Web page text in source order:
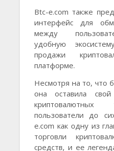
Btc-e.com также
интерфейс для
между
удобную
продажи
платформе.
Несмотря на то, что
она оставила
пользователи до
e.com как одну из
торговли
средств, и ее